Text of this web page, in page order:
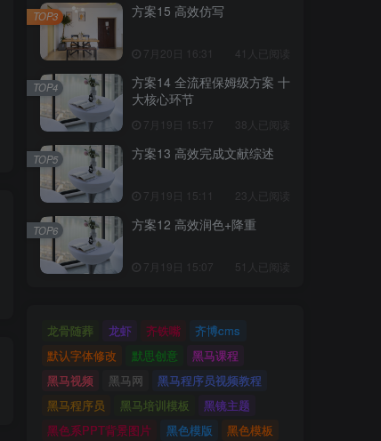
方案15 高效仿写
7月20日 16:31 41人已阅读
TOP3
方案14 全流程保姆级方案 十
大核心环节
7月19日 15:17 38人已阅读
TOP4
方案13 高效完成文献综述
7月19日 15:11 23人已阅读
TOP5
方案12 高效润色+降重
7月19日 15:07 51人已阅读
TOP6
龙骨随葬 龙虾 齐铁嘴
齐博cms
默认字体修改
默思创意
黑马课程
黑马视频
黑马网
黑马程序员视频教程
黑马程序员
黑马培训模板
黑镜主题
黑色系PPT背景图片
黑色模版
黑色模板